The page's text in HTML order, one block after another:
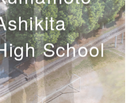
School